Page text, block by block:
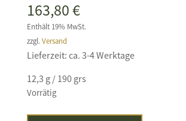
163,80€
Enthält 19% MwSt.
zzgl.Versand
Lieferzeit: ca. 3-4 Werktage
12,3 g / 190 grs
Vorrätig